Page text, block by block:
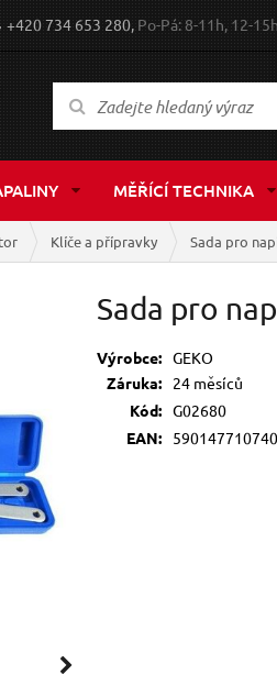
+420 734 653 280,Po-Pá: 8-11h, 12-15h
MĚŘÍCÍ TECHNIKA
Klíče a přípravky Sada pro
Sada pro
Výrobce: GEKO
Záruka:
24 měsíců
Kód: G02680
EAN: